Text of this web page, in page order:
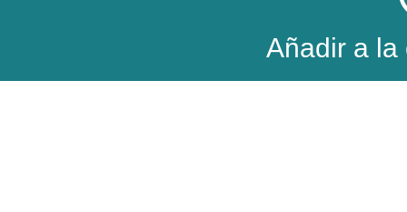
Añadir a la